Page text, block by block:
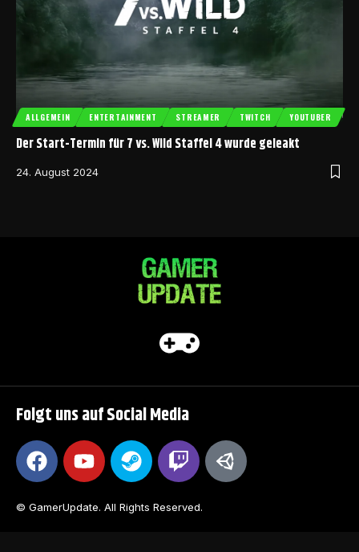
ALLGEMEIN ENTERTAINMENT STREAMER TWITCH YOUTUBER
Der Start-Termin für 7 vs. Wild Staffel 4 wurde geleakt
24. August 2024
Folgt uns auf Social Media
© GamerUpdate. All Rights Reserved.